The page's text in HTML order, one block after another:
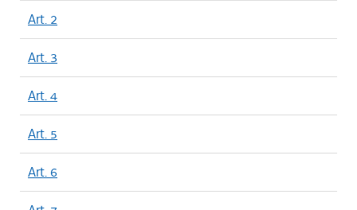
Art. 2
Art. 3
Art. 4
Art. 5
Art. 6